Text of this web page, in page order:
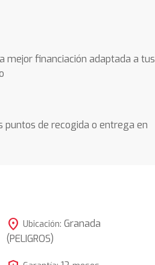
mejor financiación adaptada a tus
puntos de recogida o entrega en
location_on Ubicación: Granada
(PELIGROS)